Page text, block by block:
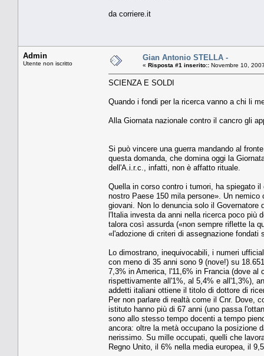
da corriere.it
Admin
Utente non iscritto
Gian Antonio STELLA -
« Risposta #1 inserito:: Novembre 10,
SCIENZA E SOLDI
Quando i fondi per la ricerca vanno a chi li
Alla Giornata nazionale contro il cancro gli
Si può vincere una guerra mandando al
questa domanda, che domina oggi la
dell'A.i.r.c., infatti, non è affatto rituale.
Quella in corso contro i tumori, ha spiegato
nostro Paese 150 mila persone». Un
giovani. Non lo denuncia solo il
l'Italia investa da anni nella ricerca poco più
talora così assurda («non sempre riflette la
«l'adozione di criteri di assegnazione fondati
Lo dimostrano, inequivocabili, i numeri
con meno di 35 anni sono 9 (nove!) su
7,3% in America, l'11,6% in Francia (dove
rispettivamente all'1%, al 5,4% e all'1,3%),
addetti italiani ottiene il titolo di dottore di
Per non parlare di realtà come il Cnr. Dove,
istituto hanno più di 67 anni (uno passa
sono allo stesso tempo docenti a tempo
ancora: oltre la metà occupano la posizione
nerissimo. Su mille occupati, quelli che
Regno Unito, il 6% nella media europea, il